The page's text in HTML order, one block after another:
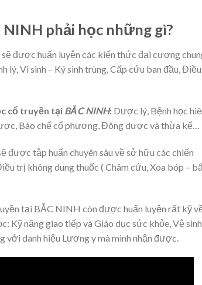
phải học những gì?
sẽ được huấn luyện các kiến thức đại cương
lý, Vi sinh – Ký sinh trùng, Cấp cứu ban đầu, Điều
cổ truyền tại BẮC NINH: Dược lý, Bệnh học
Bào chế cổ phương, Đông dược và thừa kế…
ẽ được tập huấn chuyên sâu về sở hữu các chiến
trị không dung thuốc ( Châm cứu, Xoa bóp –
tại BẮC NINH còn được huấn luyện rất kỹ
Kỹ năng giao tiếp và Giáo dục sức khỏe, Vệ sinh
với danh hiệu Lương y mà mình nhận được.